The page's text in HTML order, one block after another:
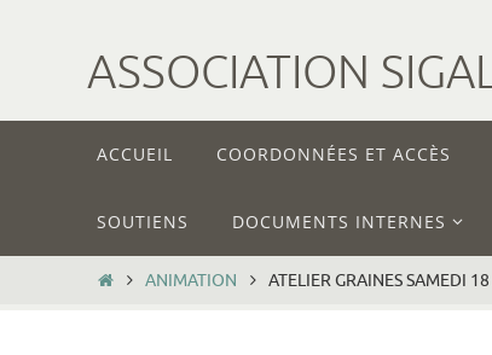
ASSOCIATION
ACCUEIL COORDONNÉES ET ACCÈS
SOUTIENS DOCUMENTS INTERNES
ANIMATION ATELIER GRAINES SAMEDI